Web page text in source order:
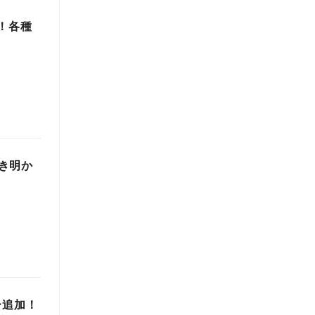
各種
明か
加！